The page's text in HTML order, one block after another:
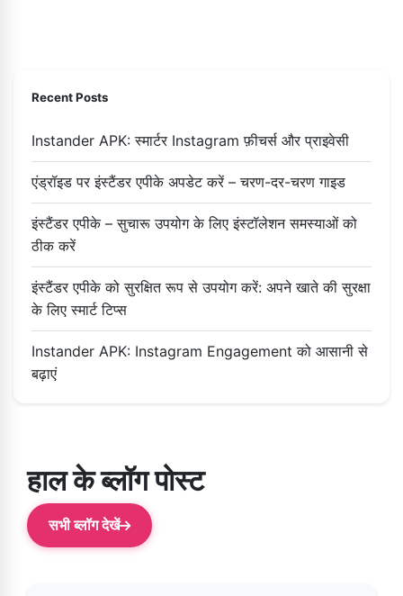
Recent Posts
Instander APK: स्मार्टर Instagram फ़ीचर्स और प्राइवेसी
एंड्रॉइड पर इंस्टैंडर एपीके अपडेट करें – चरण-दर-चरण गाइड
इंस्टैंडर एपीके – सुचारू उपयोग के लिए इंस्टॉलेशन समस्याओं को
ठीक करें
इंस्टैंडर एपीके को सुरक्षित रूप से उपयोग करें: अपने खाते की सुरक्षा
के लिए स्मार्ट टिप्स
Instander APK: Instagram Engagement को आसानी से
बढ़ाएं
हाल के ब्लॉग पोस्ट
सभी ब्लॉग देखें